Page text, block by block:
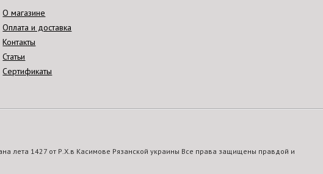
О магазине
Оплата и доставка
Контакты
Статьи
Сертификаты
лета 1427 от Р.Х.в Касимове Рязанской украины Все права защищены правдой и